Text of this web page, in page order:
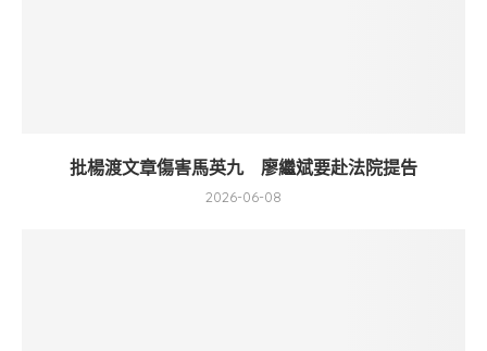
批楊渡文章傷害馬英九 廖繼斌要赴法院提告
2026-06-08